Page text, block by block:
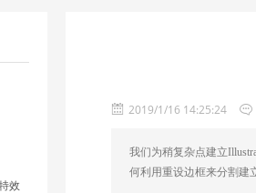
效
2019/1/16 14:25:24
我们为稍复杂点建立
何利用重设边框来分